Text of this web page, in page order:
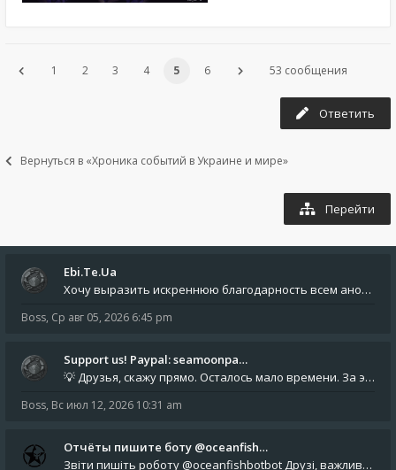
1 2 3 4 5 6 53 сообщения
Ответить
Вернуться в «Хроника событий в Украине и мире»
Перейти
Ebi.Te.Ua
Хочу выразить искреннюю благодарность всем анонимным пользователям, которые поддержали наше сообщество финансово. Благод
Boss, Ср авг 05, 2026 6:45 pm
Support us! Paypal: seamoonpa…
💡 Друзья, скажу прямо. Осталось мало времени. За это время нам нужно закрыть последние обязательные расходы: около 500
Boss, Вс июл 12, 2026 10:31 am
Отчёты пишите боту @oceanfish…
Звіти пишіть роботу @oceanfishbotbot Друзі, важливе повідомлення для учасників форума. Основне звернення опублікован